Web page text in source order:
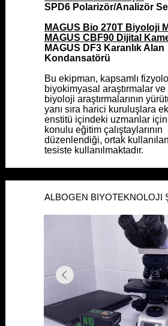
SPD6 Polarizör/Analizör
MAGUS Bio 270T Biyoloji
MAGUS CBF90 Dijital
MAGUS DF3 Karanlık Alan
Kondansatörü
Bu ekipman, kapsamlı
biyokimyasal araştırmalar
biyoloji araştırmalarının
yanı sıra harici kuruluşlara
enstitü içindeki uzmanlar
konulu eğitim çalıştaylarının
düzenlendiği, ortak
tesiste kullanılmaktadır.
SPD6 Polarizör/Analizör
MAGUS Bio 270T Biyoloji
MAGUS CBF90 Dijital
MAGUS DF3 Karanlık Alan
Kondansatörü
Bu ekipman, kapsamlı
biyokimyasal araştırmalar
biyoloji araştırmalarının
yanı sıra harici kuruluşlara
enstitü içindeki uzmanlar
konulu eğitim çalıştaylarının
düzenlendiği, ortak
tesiste kullanılmaktadır.
ALBOGEN BIYOTEKNOLOJI
ALBOGEN BIYOTEKNOLOJI